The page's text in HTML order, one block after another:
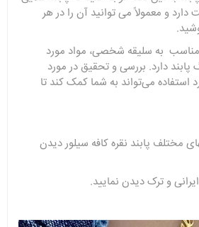
و معمولاً می توانید آن را در هر
مناسب به سلیقه شخصی، مواد مورد
دارد. بررسی و تحقیق در مورد
می‌تواند به شما کمک کند تا
مختلف پابند نقره کافه سیلور دیدن
ایرانی و ترک دیدن نمایید.